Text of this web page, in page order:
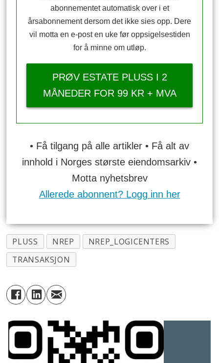
abonnementet automatisk over i et
årsabonnement dersom det ikke sies opp. Dere
vil motta en e-post en uke før oppsigelsestiden
for å minne om utløp.
PRØV ESTATE PLUSS I 2
MÅNEDER FOR 99 KR + MVA
• Få tilgang på alle artikler • Få alt av
innhold i Norges største eiendomsarkiv •
Motta nyhetsbrev
Allerede abonnent? Logg inn her
PLUSS NREP
NREP_LOGICENTERS
TRANSAKSJON